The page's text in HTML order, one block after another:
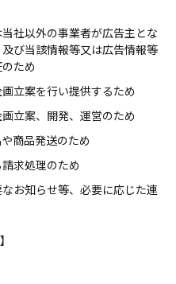
社以外の事業者が広告主とな
び当該情報等又は広告情報等
ため
立案を行い提供するため
立案、開発、運営のため
商品発送のため
求処理のため
お知らせ等、必要に応じた連